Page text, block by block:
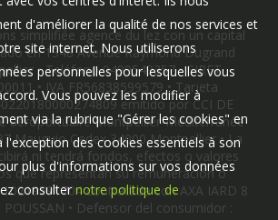
simplifiée agence du lez con un capital
en 1348 Avenue Raymond Dugrand
• Teléfono 0499549357 • SIRET
• IVA FR56838599579 • Tarjeta
emitido por CCI DE
aéroportuaire Montpellier-Méditerranée
Mauguio Cedex 34000 Montpellier • La
ni tendrá fondos, efectos o valores
que representan su remuneración o
10219591704 contratada con AXA IARD 8
• Defensor del consumidor :
d'améliorer la qualité de nos services et
site internet. Nous utiliserons
personnelles pour lesquelles vous
Vous pouvez les modifier à
via la rubrique "Gérer les cookies" en
l'exception des cookies essentiels à son
plus d'informations sur vos données
consulternotre politique de